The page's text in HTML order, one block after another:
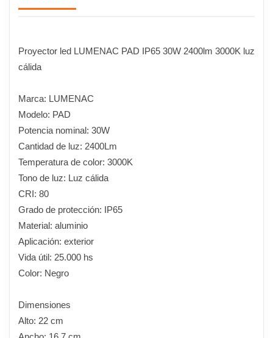
Proyector led LUMENAC PAD IP65 30W 2400lm 3000K luz
cálida
Marca: LUMENAC
Modelo: PAD
Potencia nominal: 30W
Cantidad de luz: 2400Lm
Temperatura de color: 3000K
Tono de luz: Luz cálida
CRI: 80
Grado de protección: IP65
Material: aluminio
Aplicación: exterior
Vida útil: 25.000 hs
Color: Negro
Dimensiones
Alto: 22 cm